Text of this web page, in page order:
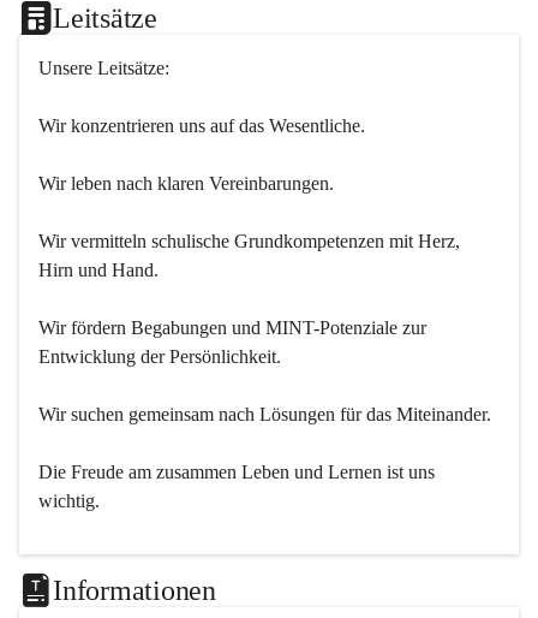
Leitsätze
Unsere Leitsätze:
Wir konzentrieren uns auf das Wesentliche.
Wir leben nach klaren Vereinbarungen.
Wir vermitteln schulische Grundkompetenzen mit Herz,
Hirn und Hand.
Wir fördern Begabungen und MINT-Potenziale zur
Entwicklung der Persönlichkeit.
Wir suchen gemeinsam nach Lösungen für das Miteinander.
Die Freude am zusammen Leben und Lernen ist uns
wichtig.
Informationen